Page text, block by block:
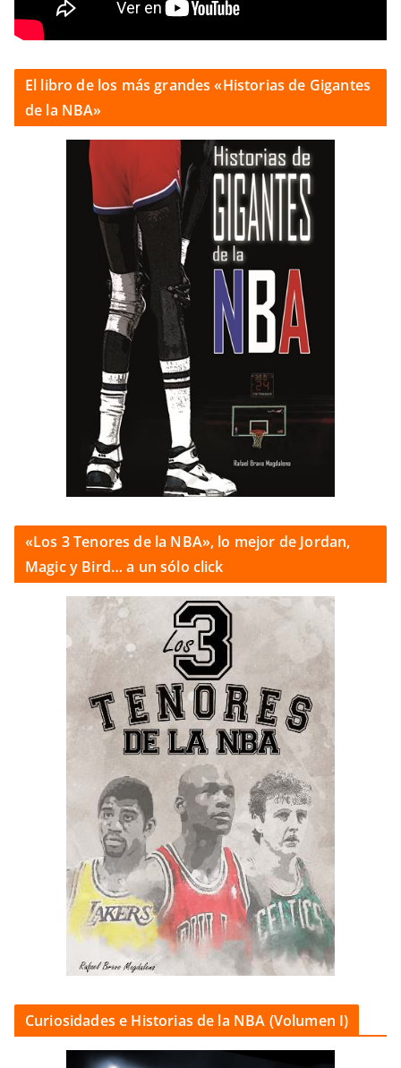
El libro de los más grandes «Historias de Gigantes
de la NBA»
«Los 3 Tenores de la NBA», lo mejor de Jordan,
Magic y Bird… a un sólo click
Curiosidades e Historias de la NBA (Volumen I)